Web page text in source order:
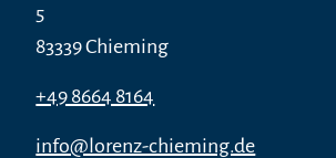
5
83339 Chieming
+49 8664 8164
info@lorenz-chieming.de